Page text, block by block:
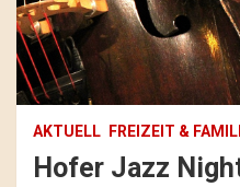
AKTUELL FREIZEIT &
Hofer Jazz